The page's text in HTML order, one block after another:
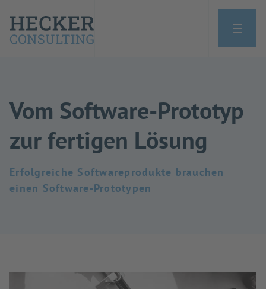
Vom Software-Prototyp
zur fertigen Lösung
Erfolgreiche Softwareprodukte brauchen
einen Software-Prototypen